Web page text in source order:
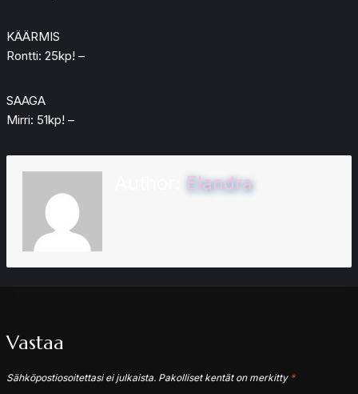
KÄÄRMIS
Rontti: 25kp! –
SAAGA
Mirri: 51kp! –
Elandra
Vastaa
Sähköpostiosoitettasi ei julkaista. Pakolliset kentät on merkitty *